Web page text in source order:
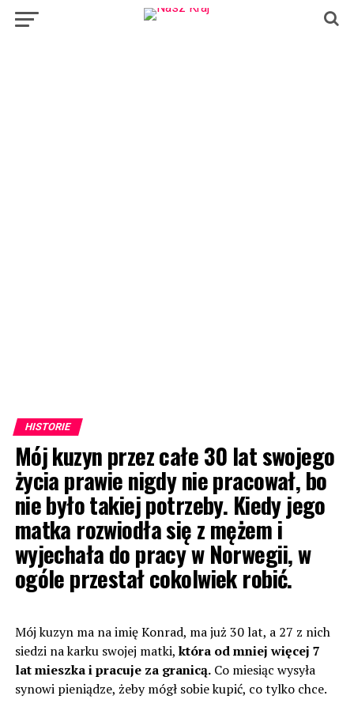
HISTORIE
Mój kuzyn przez całe 30 lat swojego
życia prawie nigdy nie pracował, bo
nie było takiej potrzeby. Kiedy jego
matka rozwiodła się z mężem i
wyjechała do pracy w Norwegii, w
ogóle przestał cokolwiek robić.
Mój kuzyn ma na imię Konrad, ma już 30 lat, a 27 z nich
siedzi na karku swojej matki,która od mniej więcej 7
lat mieszka i pracuje za granicą.Co miesiąc wysyła
synowi pieniądze, żeby mógł sobie kupić, co tylko chce.